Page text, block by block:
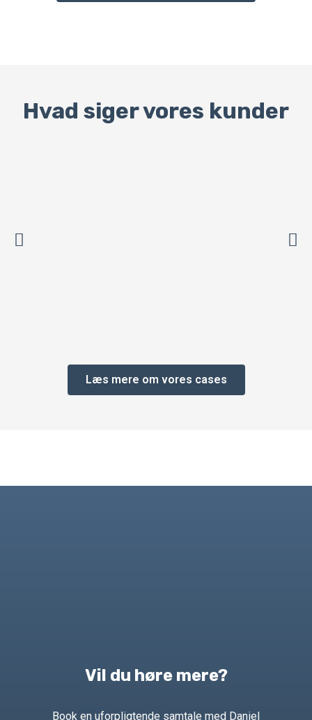
Hvad siger vores kunder
Læs mere om vores cases
Vil du høre mere?
Book en uforpligtende samtale med Daniel